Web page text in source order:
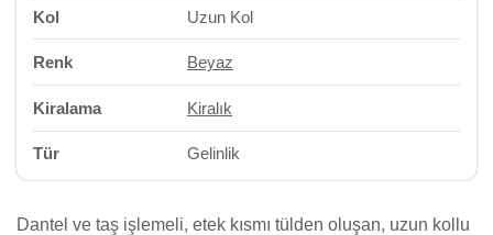
Kol Uzun Kol
Renk Beyaz
Kiralama Kiralık
Tür Gelinlik
Dantel ve taş işlemeli, etek kısmı tülden oluşan, uzun kollu